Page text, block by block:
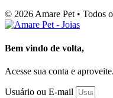
© 2026 Amare Pet • Todos
Bem vindo de volta,
Acesse sua conta e aproveite.
Usuário ou E-mail